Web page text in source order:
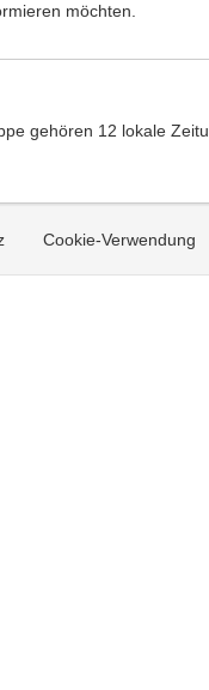
möchten.
gehören 12 lokale
Cookie-Verwendung